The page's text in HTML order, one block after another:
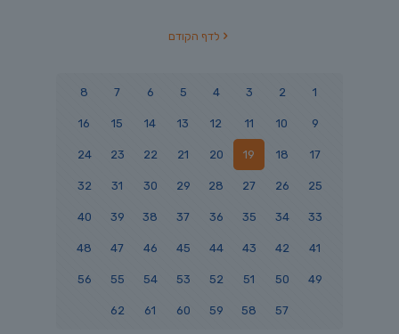
לדף הקודם
1
2
3
4
5
6
7
8
9
10
11
12
13
14
15
16
17
18
19
20
21
22
23
24
25
26
27
28
29
30
31
32
33
34
35
36
37
38
39
40
41
42
43
44
45
46
47
48
49
50
51
52
53
54
55
56
57
58
59
60
61
62